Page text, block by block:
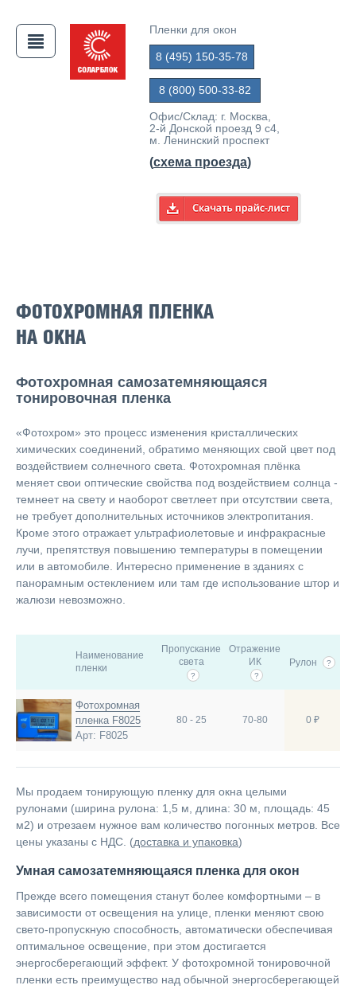
Пленки для окон
8 (495) 150-35-78
8 (800) 500-33-82
Офис/Склад: г. Москва,
2-й Донской проезд 9 с4,
м. Ленинский проспект
(схема проезда)
ФОТОХРОМНАЯ ПЛЕНКА
НА ОКНА
Фотохромная самозатемняющаяся
тонировочная пленка
«Фотохром» это процесс изменения кристаллических
химических соединений, обратимо меняющих свой цвет под
воздействием солнечного света. Фотохромная плёнка
меняет свои оптические свойства под воздействием солнца -
темнеет на свету и наоборот светлеет при отсутствии света,
не требует дополнительных источников электропитания.
Кроме этого отражает ультрафиолетовые и инфракрасные
лучи, препятствуя повышению температуры в помещении
или в автомобиле. Интересно применение в зданиях с
панорамным остеклением или там где использование штор и
жалюзи невозможно.
Наименование
пленки
Пропускание
света
?
Отражение
ИК
?
Рулон ?
Фотохромная
пленка F8025
Арт: F8025
80 - 25 70-80 0 ₽
Мы продаем тонирующую пленку для окна целыми
рулонами (ширина рулона: 1,5 м, длина: 30 м, площадь: 45
м2) и отрезаем нужное вам количество погонных метров. Все
цены указаны с НДС. (доставка и упаковка)
Умная самозатемняющаяся пленка для окон
Прежде всего помещения станут более комфортными – в
зависимости от освещения на улице, пленки меняют свою
свето-пропускную способность, автоматически обеспечивая
оптимальное освещение, при этом достигается
энергосберегающий эффект. У фотохромной тонировочной
пленки есть преимущество над обычной энергосберегающей